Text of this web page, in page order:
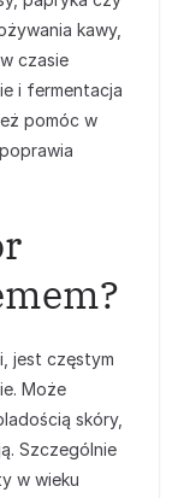
kawy,
czasie
i fermentacja
pomóc w
jest częstym
Może
skóry,
Szczególnie
w wieku